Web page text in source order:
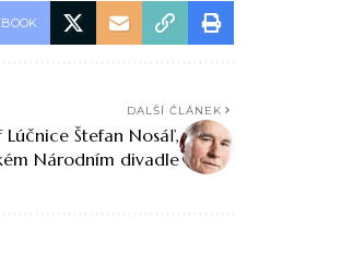
DALŠÍ ČLÁNEK
Štefan Nosáľ,
Národním divadle